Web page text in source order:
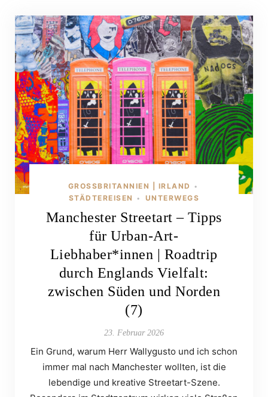
GROSSBRITANNIEN | IRLAND •
STÄDTEREISEN • UNTERWEGS
Manchester Streetart – Tipps
für Urban-Art-
Liebhaber*innen | Roadtrip
durch Englands Vielfalt:
zwischen Süden und Norden
(7)
23. Februar 2026
Ein Grund, warum Herr Wallygusto und ich schon
immer mal nach Manchester wollten, ist die
lebendige und kreative Streetart-Szene.